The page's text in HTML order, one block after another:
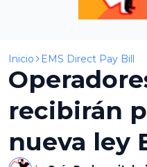
Inicio EMS Direct Pay Bill
recibirán
nueva ley